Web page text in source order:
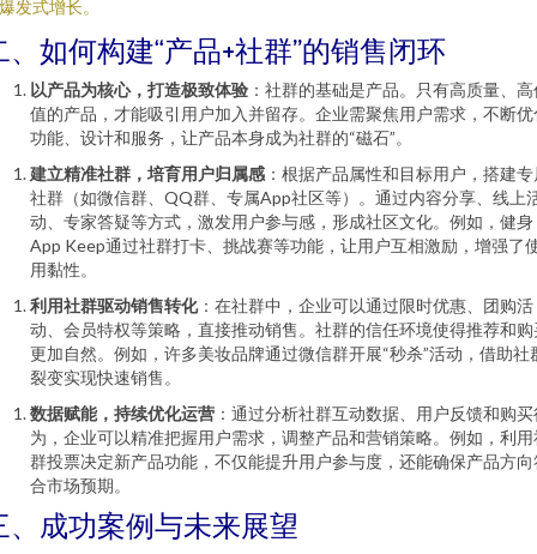
发式增长。
、如何构建“产品+社群”的销售闭环
以产品为核心，打造极致体验 ：社群的基础是产品。只有高质量、
值的产品，才能吸引用户加入并留存。企业需聚焦用户需求，不断优
功能、设计和服务，让产品本身成为社群的“磁石”。
建立精准社群，培育用户归属感 ：根据产品属性和目标用户，搭建
社群（如微信群、QQ群、专属App社区等）。通过内容分享、线上
动、专家答疑等方式，激发用户参与感，形成社区文化。例如，健身
App Keep通过社群打卡、挑战赛等功能，让用户互相激励，增强了
用黏性。
利用社群驱动销售转化：在社群中，企业可以通过限时优惠、团购活
动、会员特权等策略，直接推动销售。社群的信任环境使得推荐和购
更加自然。例如，许多美妆品牌通过微信群开展“秒杀”活动，借助社
裂变实现快速销售。
数据赋能，持续优化运营 ：通过分析社群互动数据、用户反馈和购
为，企业可以精准把握用户需求，调整产品和营销策略。例如，利用
群投票决定新产品功能，不仅能提升用户参与度，还能确保产品方向
合市场预期。
、成功案例与未来展望